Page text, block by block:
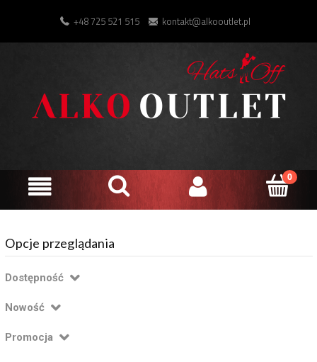
+48 725 521 515 kontakt@alkooutlet.pl
Opcje przeglądania
Dostępność
Nowość
Promocja